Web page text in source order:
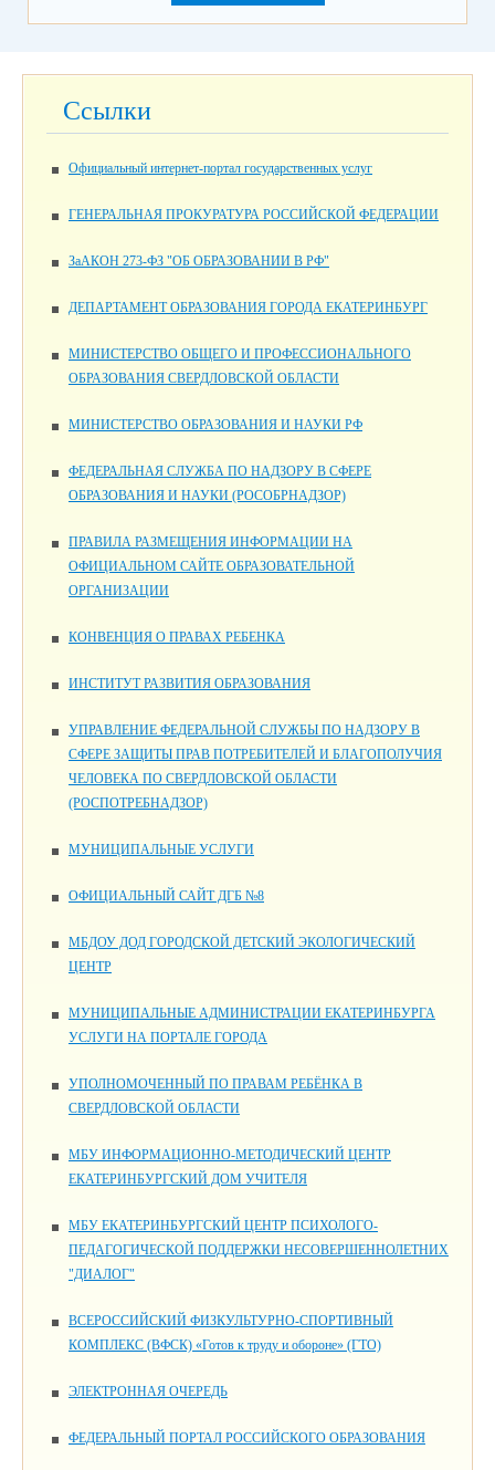
Ссылки
Официальный интернет-портал государственных услуг
ГЕНЕРАЛЬНАЯ ПРОКУРАТУРА РОССИЙСКОЙ ФЕДЕРАЦИИ
ЗаАКОН 273-ФЗ "ОБ ОБРАЗОВАНИИ В РФ"
ДЕПАРТАМЕНТ ОБРАЗОВАНИЯ ГОРОДА ЕКАТЕРИНБУРГ
МИНИСТЕРСТВО ОБЩЕГО И ПРОФЕССИОНАЛЬНОГО
ОБРАЗОВАНИЯ СВЕРДЛОВСКОЙ ОБЛАСТИ
МИНИСТЕРСТВО ОБРАЗОВАНИЯ И НАУКИ РФ
ФЕДЕРАЛЬНАЯ СЛУЖБА ПО НАДЗОРУ В СФЕРЕ
ОБРАЗОВАНИЯ И НАУКИ (РОСОБРНАДЗОР)
ПРАВИЛА РАЗМЕЩЕНИЯ ИНФОРМАЦИИ НА
ОФИЦИАЛЬНОМ САЙТЕ ОБРАЗОВАТЕЛЬНОЙ
ОРГАНИЗАЦИИ
КОНВЕНЦИЯ О ПРАВАХ РЕБЕНКА
ИНСТИТУТ РАЗВИТИЯ ОБРАЗОВАНИЯ
УПРАВЛЕНИЕ ФЕДЕРАЛЬНОЙ СЛУЖБЫ ПО НАДЗОРУ В
СФЕРЕ ЗАЩИТЫ ПРАВ ПОТРЕБИТЕЛЕЙ И БЛАГОПОЛУЧИЯ
ЧЕЛОВЕКА ПО СВЕРДЛОВСКОЙ ОБЛАСТИ
(РОСПОТРЕБНАДЗОР)
МУНИЦИПАЛЬНЫЕ УСЛУГИ
ОФИЦИАЛЬНЫЙ САЙТ ДГБ №8
МБДОУ ДОД ГОРОДСКОЙ ДЕТСКИЙ ЭКОЛОГИЧЕСКИЙ
ЦЕНТР
МУНИЦИПАЛЬНЫЕ АДМИНИСТРАЦИИ ЕКАТЕРИНБУРГА
УСЛУГИ НА ПОРТАЛЕ ГОРОДА
УПОЛНОМОЧЕННЫЙ ПО ПРАВАМ РЕБЁНКА В
СВЕРДЛОВСКОЙ ОБЛАСТИ
МБУ ИНФОРМАЦИОННО-МЕТОДИЧЕСКИЙ ЦЕНТР
ЕКАТЕРИНБУРГСКИЙ ДОМ УЧИТЕЛЯ
МБУ ЕКАТЕРИНБУРГСКИЙ ЦЕНТР ПСИХОЛОГО-
ПЕДАГОГИЧЕСКОЙ ПОДДЕРЖКИ НЕСОВЕРШЕННОЛЕТНИХ
"ДИАЛОГ"
ВСЕРОССИЙСКИЙ ФИЗКУЛЬТУРНО-СПОРТИВНЫЙ
КОМПЛЕКС (ВФСК) «Готов к труду и обороне» (ГТО)
ЭЛЕКТРОННАЯ ОЧЕРЕДЬ
ФЕДЕРАЛЬНЫЙ ПОРТАЛ РОССИЙСКОГО ОБРАЗОВАНИЯ